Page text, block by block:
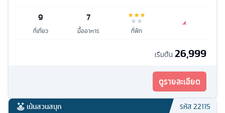
9
ที่เที่ยว
7
มื้ออาหาร ที่พัก
เริ่มต้น 26,999
ดูรายละเอียด
เน้นสวนสนุก รหัส22115